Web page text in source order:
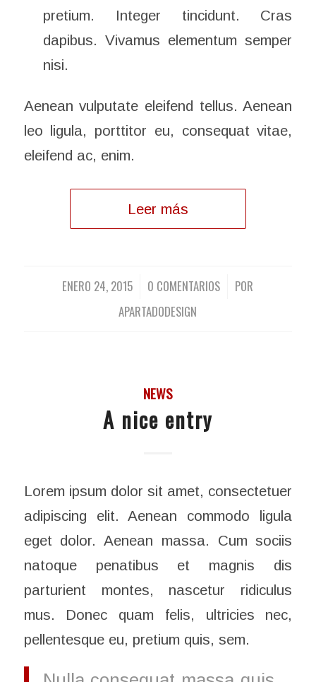
pretium. Integer tincidunt. Cras
dapibus. Vivamus elementum semper
nisi.
Aenean vulputate eleifend tellus. Aenean
leo ligula, porttitor eu, consequat vitae,
eleifend ac, enim.
Leer más
ENERO 24, 2015
/ 0 COMENTARIOS
/
POR
APARTADODESIGN
NEWS
A nice entry
Lorem ipsum dolor sit amet, consectetuer
adipiscing elit. Aenean commodo ligula
eget dolor. Aenean massa. Cum sociis
natoque penatibus et magnis dis
parturient montes, nascetur ridiculus
mus. Donec quam felis, ultricies nec,
pellentesque eu, pretium quis, sem.